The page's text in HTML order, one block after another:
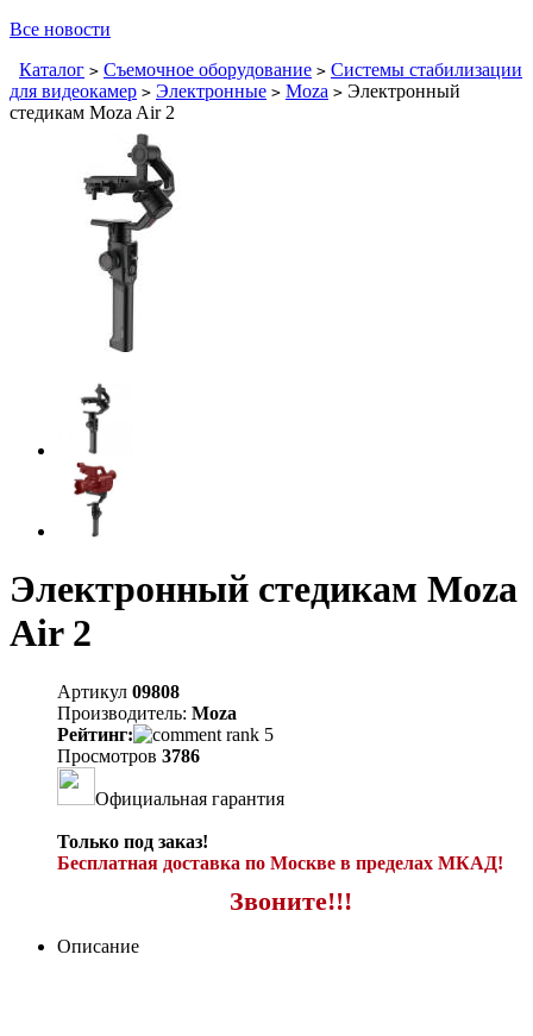
Все новости
Каталог > Съемочное оборудование > Системы стабилизации
для видеокамер > Электронные > Moza > Электронный
стедикам Moza Air 2
Электронный стедикам Moza
Air 2
Артикул 09808
Производитель: Moza
Рейтинг:
Просмотров 3786
Официальная гарантия
Только под заказ!
Бесплатная доставка по Москве в пределах МКАД!
Звоните!!!
Описание